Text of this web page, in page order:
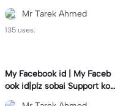
med#viral#newtemplate😍
Mr Tarek Ahmed
135 uses.
My Facebook id | My Faceb
ook id|plz sobai Support kor
un#𝑆𝐴𝐷💔😓#viralcapcut🔥